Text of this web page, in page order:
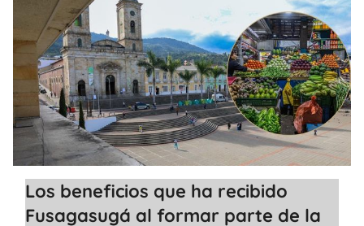
Los beneficios que ha recibido
Fusagasugá al formar parte de la